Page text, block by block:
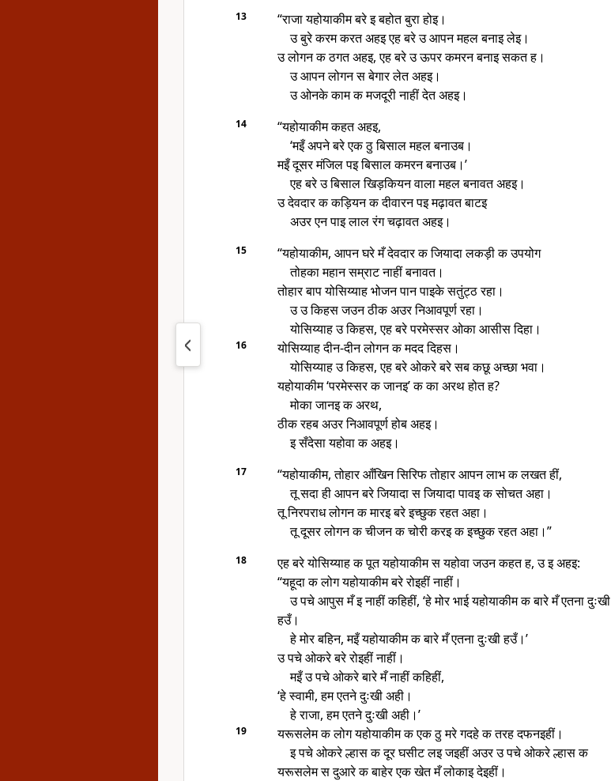
13
“राजा यहोयाकीम बरे इ बहोत बुरा होइ।
उ बुरे करम करत अहइ एह बरे उ आपन महल बनाइ लेइ।
उ लोगन क ठगत अहइ, एह बरे उ ऊपर कमरन बनाइ सकत ह।
उ आपन लोगन स बेगार लेत अहइ।
उ ओनके काम क मजदूरी नाहीं देत अहइ।
14
“यहोयाकीम कहत अहइ,
‘मइँ अपने बरे एक ठु बिसाल महल बनाउब।
मइँ दूसर मंजिल पइ बिसाल कमरन बनाउब।’
एह बरे उ बिसाल खिड़कियन वाला महल बनावत अहइ।
उ देवदार क कड़ियन क दीवारन पइ मढ़ावत बाटइ
अउर एन पाइ लाल रंग चढ़ावत अहइ।
15
“यहोयाकीम, आपन घरे मँ देवदार क जियादा लकड़ी क उपयोग
तोहका महान सम्राट नाहीं बनावत।
तोहार बाप योसिय्याह भोजन पान पाइके सतुंट्ठ रहा।
उ उ किहस जउन ठीक अउर निआवपूर्ण रहा।
योसिय्याह उ किहस, एह बरे परमेस्सर ओका आसीस दिहा।
16
योसिय्याह दीन-दीन लोगन क मदद दिहस।
योसिय्याह उ किहस, एह बरे ओकरे बरे सब कछू अच्छा भवा।
यहोयाकीम ‘परमेस्सर क जानइ’ क का अरथ होत ह?
मोका जानइ क अरथ,
ठीक रहब अउर निआवपूर्ण होब अहइ।
इ सँदेसा यहोवा क अहइ।
17
“यहोयाकीम, तोहार आँखिन सिरिफ तोहार आपन लाभ क लखत हीं,
तू सदा ही आपन बरे जियादा स जियादा पावइ क सोचत अहा।
तू निरपराध लोगन क मारइ बरे इच्छुक रहत अहा।
तू दूसर लोगन क चीजन क चोरी करइ क इच्छुक रहत अहा।”
18
एह बरे योसिय्याह क पूत यहोयाकीम स यहोवा जउन कहत ह, उ इ अहइ:
“यहूदा क लोग यहोयाकीम बरे रोइहीं नाहीं।
उ पचे आपुस मँ इ नाहीं कहिहीं, ‘हे मोर भाई यहोयाकीम क बारे मँ एतना दुःखी
हउँ।
हे मोर बहिन, मइँ यहोयाकीम क बारे मँ एतना दुःखी हउँ।’
उ पचे ओकरे बरे रोइहीं नाहीं।
मइँ उ पचे ओकरे बारे मँ नाहीं कहिहीं,
‘हे स्वामी, हम एतने दुःखी अही।
हे राजा, हम एतने दुःखी अही।’
19
यरूसलेम क लोग यहोयाकीम क एक ठु मरे गदहे क तरह दफनइहीं।
इ पचे ओकरे ल्हास क दूर घसीट लइ जइहीं अउर उ पचे ओकरे ल्हास क
यरूसलेम स दुआरे क बाहेर एक खेत मँ लोकाइ देइहीं।